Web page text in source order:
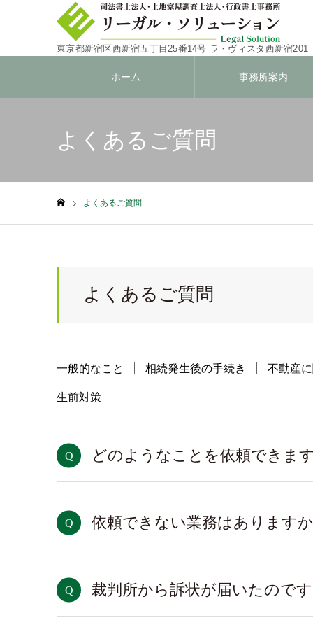
東京都新宿区西新宿五丁目25番14号 ラ・ヴィスタ西新宿201
ホーム 事務所案内
よくあるご質問
よくあるご質問
よくあるご質問
一般的なこと 相続発生後の手続き 不動産
生前対策
どのようなことを依頼できま
依頼できない業務はあります
裁判所から訴状が届いたので